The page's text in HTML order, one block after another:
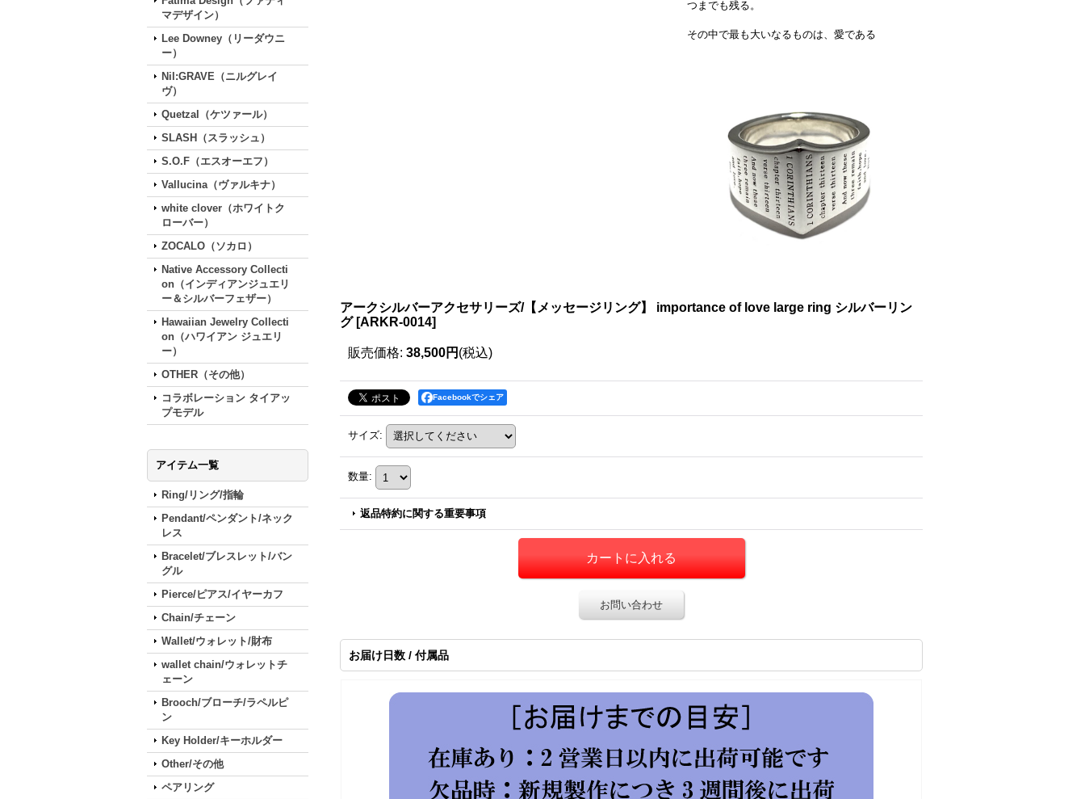
マデザイン）
Lee Downey（リーダウニ
ー）
Nil:GRAVE（ニルグレイ
ヴ）
Quetzal（ケツァール）
SLASH（スラッシュ）
S.O.F（エスオーエフ）
Vallucina（ヴァルキナ）
white clover（ホワイトク
ローバー）
ZOCALO（ソカロ）
Native Accessory Collecti
on（インディアンジュエリ
ー＆シルバーフェザー）
Hawaiian Jewelry Collecti
on（ハワイアン ジュエリ
ー）
OTHER（その他）
コラボレーション タイアッ
プモデル
アイテム一覧
Ring/リング/指輪
Pendant/ペンダント/ネック
レス
Bracelet/ブレスレット/バン
グル
Pierce/ピアス/イヤーカフ
Chain/チェーン
Wallet/ウォレット/財布
wallet chain/ウォレットチ
ェーン
Brooch/ブローチ/ラペルピ
ン
Key Holder/キーホルダー
Other/その他
ペアリング
つまでも残る。
その中で最も大いなるものは、愛である
アークシルバーアクセサリーズ/【メッセージリング】 importance of love large ring シルバーリン
グ [ARKR-0014]
販売価格: 38,500円 (税込)
Facebookでシェア
サイズ:
数量:
返品特約に関する重要事項
お問い合わせ
お届け日数 / 付属品